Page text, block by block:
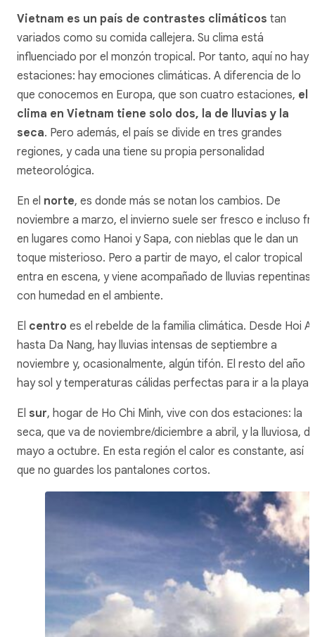
Vietnam es un país de contrastes climáticos tan
variados como su comida callejera. Su clima está
influenciado por el monzón tropical. Por tanto, aquí no hay
estaciones: hay emociones climáticas. A diferencia de lo
que conocemos en Europa, que son cuatro estaciones, el
clima en Vietnam tiene solo dos, la de lluvias y la
seca. Pero además, el país se divide en tres grandes
regiones, y cada una tiene su propia personalidad
meteorológica.
En el norte, es donde más se notan los cambios. De
noviembre a marzo, el invierno suele ser fresco e incluso
en lugares como Hanoi y Sapa, con nieblas que le dan un
toque misterioso. Pero a partir de mayo, el calor tropical
entra en escena, y viene acompañado de lluvias repentinas
con humedad en el ambiente.
El centro es el rebelde de la familia climática. Desde Hoi
hasta Da Nang, hay lluvias intensas de septiembre a
noviembre y, ocasionalmente, algún tifón. El resto del año
hay sol y temperaturas cálidas perfectas para ir a la playa.
El sur, hogar de Ho Chi Minh, vive con dos estaciones: la
seca, que va de noviembre/diciembre a abril, y la lluviosa,
mayo a octubre. En esta región el calor es constante, así
que no guardes los pantalones cortos.